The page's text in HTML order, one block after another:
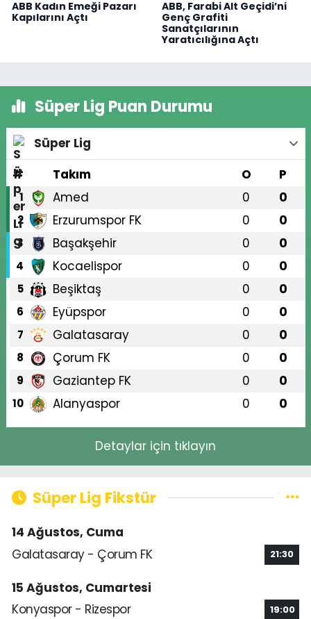
ABB Kadın Emeği Pazarı
Kapılarını Açtı
ABB, Farabi Alt Geçidi’ni
Genç Grafiti
Sanatçılarının
Yaratıcılığına Açtı
Süper Lig Puan Durumu
Süper Lig
#
Takım O P
1 Amed 0 0
2 Erzurumspor FK 0 0
3 Başakşehir 0 0
4 Kocaelispor 0 0
5 Beşiktaş 0 0
6 Eyüpspor 0 0
7 Galatasaray 0 0
8 Çorum FK 0 0
9 Gaziantep FK 0 0
10 Alanyaspor 0 0
Detaylar için tıklayın
Süper Lig Fikstür
14 Ağustos, Cuma
Galatasaray - Çorum FK
21:30
15 Ağustos, Cumartesi
Konyaspor - Rizespor
19:00